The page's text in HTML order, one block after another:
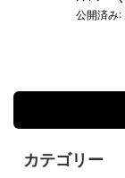
公開済み:
カテゴリー